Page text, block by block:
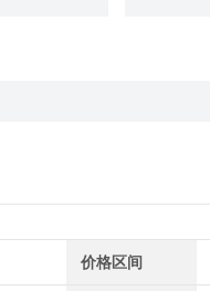
价格区间